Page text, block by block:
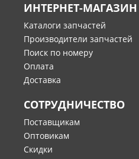
ИНТЕРНЕТ-МАГАЗИН
Каталоги запчастей
Производители запчастей
Поиск по номеру
Оплата
Доставка
СОТРУДНИЧЕСТВО
Поставщикам
Оптовикам
Скидки